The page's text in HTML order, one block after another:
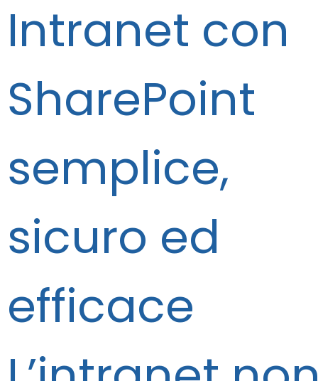
Intranet con
SharePoint
semplice,
sicuro ed
efficace